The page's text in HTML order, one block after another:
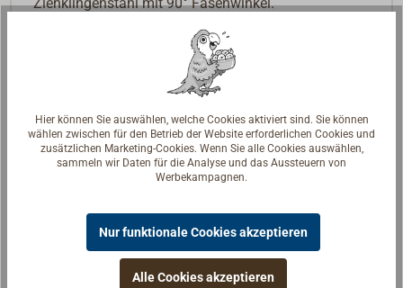
Zum Schärfen wird mit einem Schärfstahl ein Grat
Hier können Sie auswählen, welche Cookies aktiviert sind. Sie können
wählen zwischen für den Betrieb der Website erforderlichen Cookies und
zusätzlichen Marketing-Cookies. Wenn Sie alle Cookies auswählen,
sammeln wir Daten für die Analyse und das Aussteuern von
Werbekampagnen.
Nur funktionale Cookies akzeptieren
Alle Cookies akzeptieren